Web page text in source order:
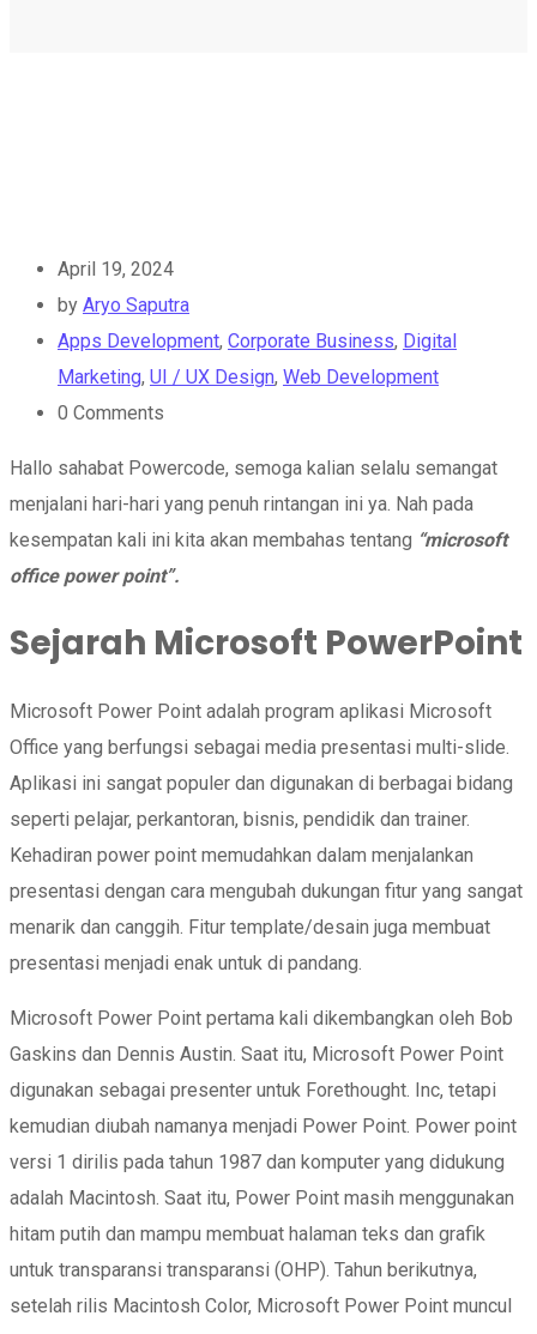
April 19, 2024
by Aryo Saputra
Apps Development, Corporate Business, Digital
Marketing, UI / UX Design, Web Development
0 Comments
Hallo sahabat Powercode, semoga kalian selalu semangat
menjalani hari-hari yang penuh rintangan ini ya. Nah pada
kesempatan kali ini kita akan membahas tentang “microsoft
office power point”.
Sejarah Microsoft PowerPoint
Microsoft Power Point adalah program aplikasi Microsoft
Office yang berfungsi sebagai media presentasi multi-slide.
Aplikasi ini sangat populer dan digunakan di berbagai bidang
seperti pelajar, perkantoran, bisnis, pendidik dan trainer.
Kehadiran power point memudahkan dalam menjalankan
presentasi dengan cara mengubah dukungan fitur yang sangat
menarik dan canggih. Fitur template/desain juga membuat
presentasi menjadi enak untuk di pandang.
Microsoft Power Point pertama kali dikembangkan oleh Bob
Gaskins dan Dennis Austin. Saat itu, Microsoft Power Point
digunakan sebagai presenter untuk Forethought. Inc, tetapi
kemudian diubah namanya menjadi Power Point. Power point
versi 1 dirilis pada tahun 1987 dan komputer yang didukung
adalah Macintosh. Saat itu, Power Point masih menggunakan
hitam putih dan mampu membuat halaman teks dan grafik
untuk transparansi transparansi (OHP). Tahun berikutnya,
setelah rilis Macintosh Color, Microsoft Power Point muncul